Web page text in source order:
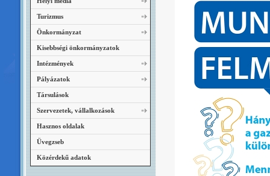
Turizmus
Önkormányzat
Kisebbségi önkormányzatok
Intézmények
Pályázatok
Társulások
Szervezetek, vállalkozások
Hasznos oldalak
Üvegzseb
Közérdekű adatok